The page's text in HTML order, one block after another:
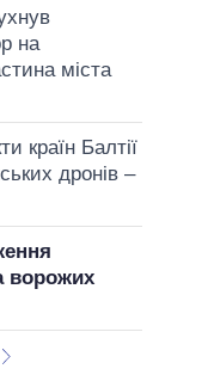
на
міста
країн Балтії
дронів –
ворожих